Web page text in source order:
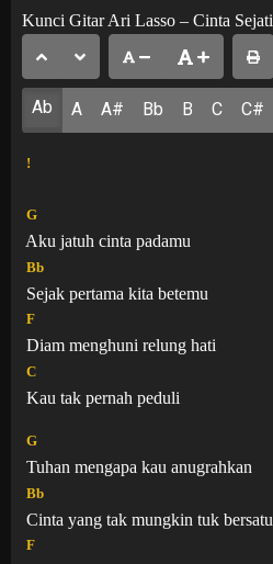
Kunci Gitar Ari Lasso – Cinta Sejati
Ab A A# Bb B C C#
!
G
Aku jatuh cinta padamu
Bb
Sejak pertama kita betemu
F
Diam menghuni relung hati
C
Kau tak pernah peduli
G
Tuhan mengapa kau anugrahkan
Bb
Cinta yang tak mungkin tuk bersatu
F